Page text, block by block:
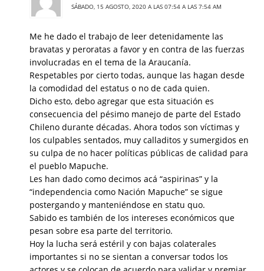
SÁBADO, 15 AGOSTO, 2020 A LAS 07:54 A LAS 7:54 AM
Me he dado el trabajo de leer detenidamente las
bravatas y peroratas a favor y en contra de las fuerzas
involucradas en el tema de la Araucanía.
Respetables por cierto todas, aunque las hagan desde
la comodidad del estatus o no de cada quien.
Dicho esto, debo agregar que esta situación es
consecuencia del pésimo manejo de parte del Estado
Chileno durante décadas. Ahora todos son víctimas y
los culpables sentados, muy calladitos y sumergidos en
su culpa de no hacer políticas públicas de calidad para
el pueblo Mapuche.
Les han dado como decimos acá “aspirinas” y la
“independencia como Nación Mapuche” se sigue
postergando y manteniéndose en statu quo.
Sabido es también de los intereses económicos que
pesan sobre esa parte del territorio.
Hoy la lucha será estéril y con bajas colaterales
importantes si no se sientan a conversar todos los